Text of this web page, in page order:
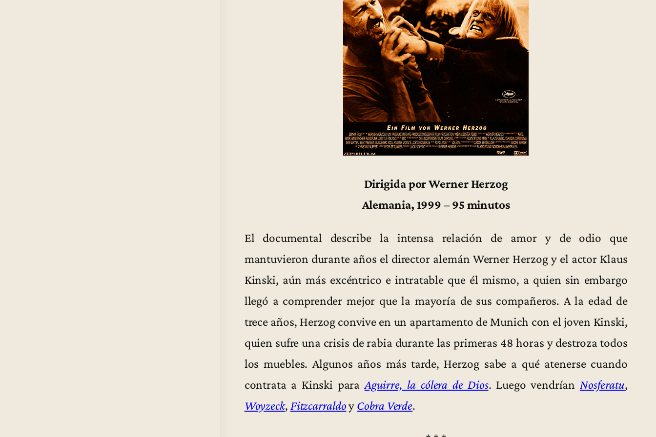
Dirigida por Werner Herzog
Alemania, 1999 – 95 minutos
El documental describe la intensa relación de amor y de odio que
mantuvieron durante años el director alemán Werner Herzog y el actor Klaus
Kinski, aún más excéntrico e intratable que él mismo, a quien sin embargo
llegó a comprender mejor que la mayoría de sus compañeros. A la edad de
trece años, Herzog convive en un apartamento de Munich con el joven Kinski,
quien sufre una crisis de rabia durante las primeras 48 horas y destroza todos
los muebles. Algunos años más tarde, Herzog sabe a qué atenerse cuando
contrata a Kinski para Aguirre, la cólera de Dios. Luego vendrían Nosferatu,
Woyzeck, Fitzcarraldoy Cobra Verde.